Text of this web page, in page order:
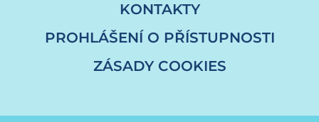
KONTAKTY
PROHLÁŠENÍ O PŘÍSTUPNOSTI
ZÁSADY COOKIES